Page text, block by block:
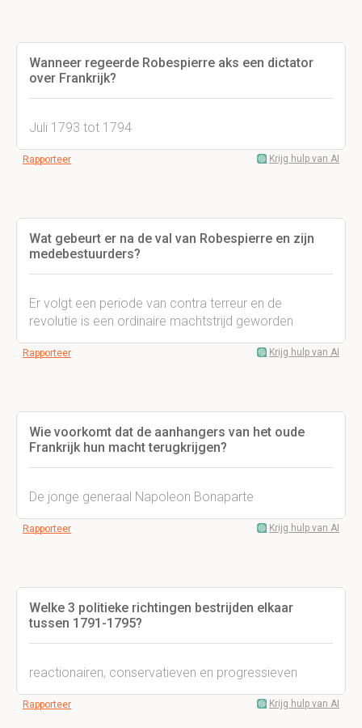
Wanneer regeerde Robespierre aks een dictator
over Frankrijk?
Juli 1793 tot 1794
Rapporteer Krijg hulp van AI
Wat gebeurt er na de val van Robespierre en zijn
medebestuurders?
Er volgt een periode van contra terreur en de
revolutie is een ordinaire machtstrijd geworden
Rapporteer Krijg hulp van AI
Wie voorkomt dat de aanhangers van het oude
Frankrijk hun macht terugkrijgen?
De jonge generaal Napoleon Bonaparte
Rapporteer Krijg hulp van AI
Welke 3 politieke richtingen bestrijden elkaar
tussen 1791-1795?
reactionairen, conservatieven en progressieven
Rapporteer Krijg hulp van AI